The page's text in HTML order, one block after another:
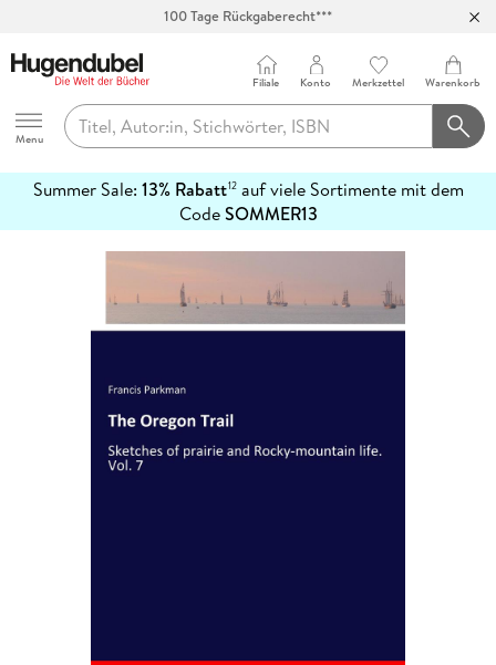
100 Tage Rückgaberecht***
Hugendubel
Menu
Filiale Konto Merkzettel Warenkorb
Summer Sale: 13% Rabatt12auf viele Sortimente mit dem
CodeSOMMER13
erfahren